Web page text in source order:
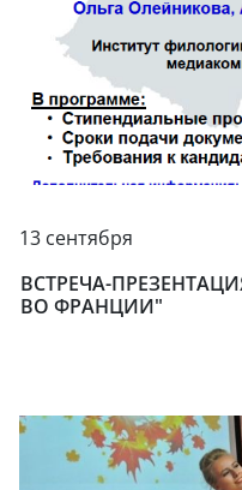
13 сентября
ВСТРЕЧА-
ВО ФРАНЦИИ"